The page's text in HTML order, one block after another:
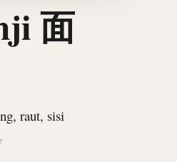
面
raut, sisi